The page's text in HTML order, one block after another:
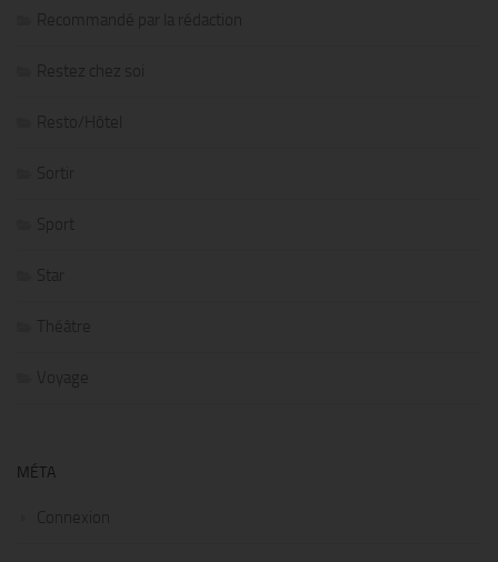
Recommandé par la rédaction
Restez chez soi
Resto/Hôtel
Sortir
Sport
Star
Théâtre
Voyage
MÉTA
Connexion